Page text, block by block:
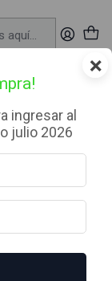
×
ingresar al
julio 2026
día🔥Compra